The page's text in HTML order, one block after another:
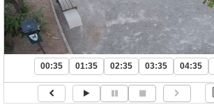
00:35 01:35 02:35 03:35 04:35